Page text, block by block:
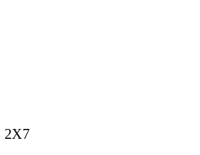
2X7